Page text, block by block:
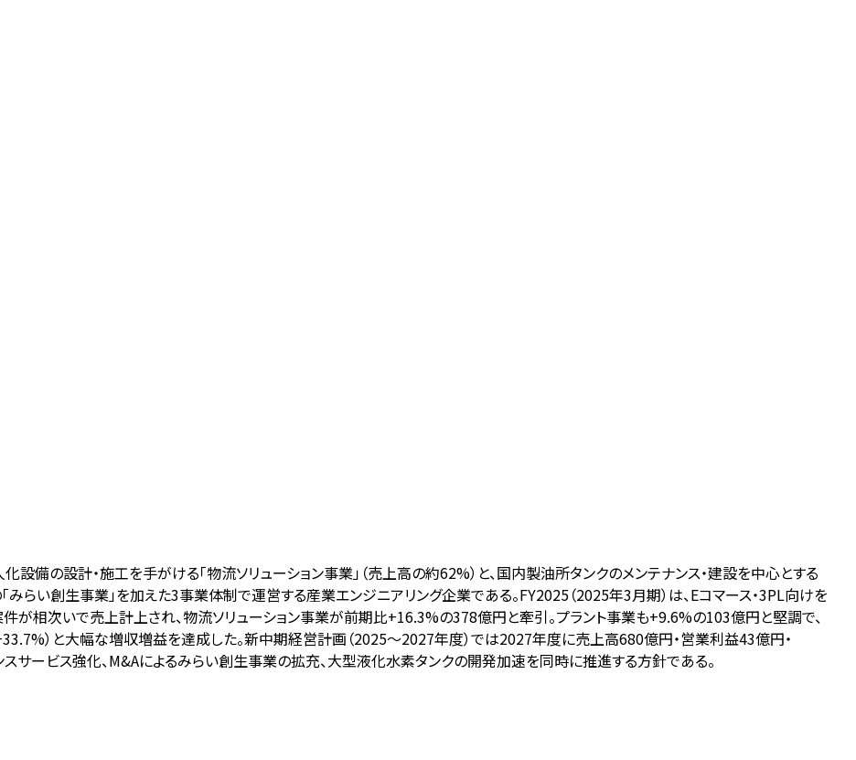
設備の設計・施工を手がける「物流ソリューション事業」（売上高の約62%）と、国内製油所タンクのメンテナンス・建設を中心とする
「みらい創生事業」を加えた3事業体制で運営する産業エンジニアリング企業である。FY2025（2025年3月期）は、Eコマース・3PL向けを
相次いで売上計上され、物流ソリューション事業が前期比+16.3%の378億円と牽引。プラント事業も+9.6%の103億円と堅調で、
）と大幅な増収増益を達成した。新中期経営計画（2025〜2027年度）では2027年度に売上高680億円・営業利益43億円・
サービス強化、M&Aによるみらい創生事業の拡充、大型液化水素タンクの開発加速を同時に推進する方針である。